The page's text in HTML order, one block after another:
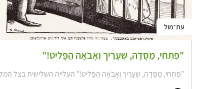
עת־מול
"פִּתְחִי, מַסָּדָה, שְעָרַיך וְאָבֹאָה הַפָּלִיט!"
"פִּתְחִי, מַסָּדָה, שְעָרַיך וְאָבֹאָה הַפָּלִיט!" העלייה השלישית בצל